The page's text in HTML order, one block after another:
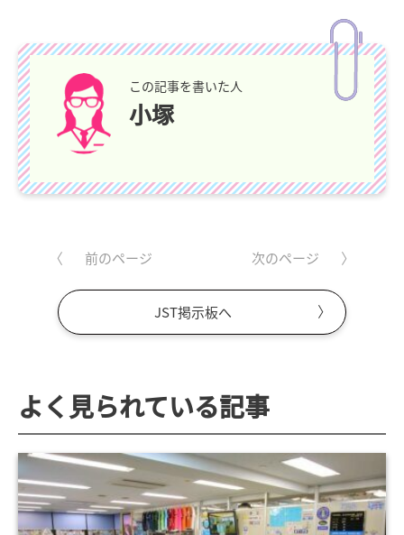
この記事を書いた人
小塚
前のページ
JST掲示板へ
次のページ
よく見られている記事